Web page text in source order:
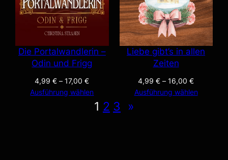
Die Portalwandlerin –
Odin und Frigg
4,99€ –17,00€
Ausführung wählen
Liebe gibt’s in allen
Zeiten
4,99€ –16,00€
Ausführung wählen
1 2 3 »